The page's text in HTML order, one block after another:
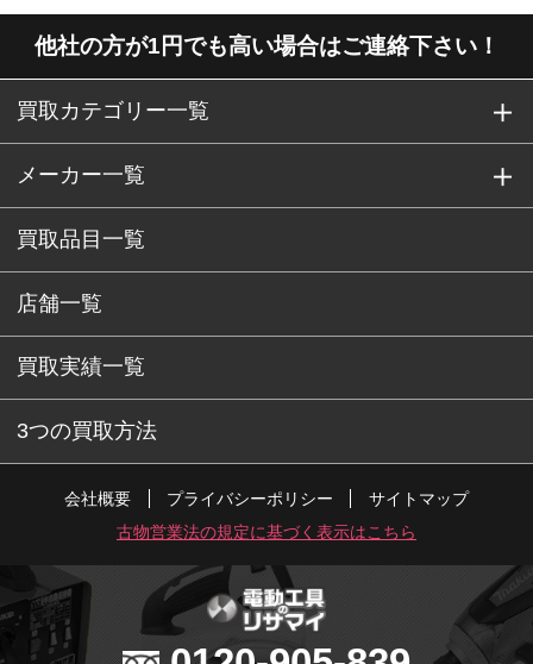
他社の方が1円でも高い場合はご連絡下さい！
買取カテゴリー一覧
メーカー一覧
買取品目一覧
店舗一覧
買取実績一覧
3つの買取方法
会社概要 プライバシーポリシー
サイトマップ
古物営業法の規定に基づく表示はこちら